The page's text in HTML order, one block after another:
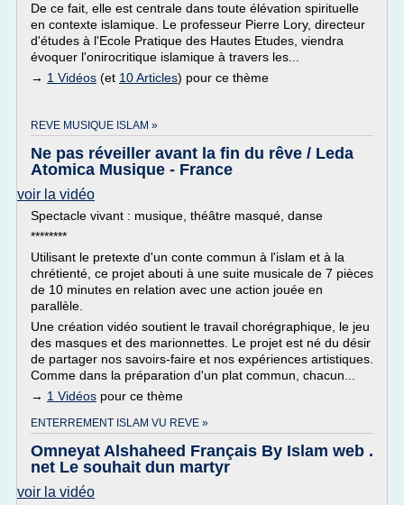
De ce fait, elle est centrale dans toute élévation spirituelle
en contexte islamique. Le professeur Pierre Lory, directeur
d'études à l'Ecole Pratique des Hautes Etudes, viendra
évoquer l'onirocritique islamique à travers les...
→ 1 Vidéos (et 10 Articles) pour ce thème
REVE MUSIQUE ISLAM »
Ne pas réveiller avant la fin du rêve / Leda
Atomica Musique - France
voir la vidéo
Spectacle vivant : musique, théâtre masqué, danse
********
Utilisant le pretexte d'un conte commun à l'islam et à la
chrétienté, ce projet abouti à une suite musicale de 7 pièces
de 10 minutes en relation avec une action jouée en
parallèle.
Une création vidéo soutient le travail chorégraphique, le jeu
des masques et des marionnettes. Le projet est né du désir
de partager nos savoirs-faire et nos expériences artistiques.
Comme dans la préparation d'un plat commun, chacun...
→ 1 Vidéos pour ce thème
ENTERREMENT ISLAM VU REVE »
Omneyat Alshaheed Français By Islam web .
net Le souhait dun martyr
voir la vidéo